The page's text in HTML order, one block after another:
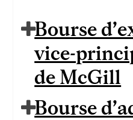
Bourse
vice-
de McGill
Bourse